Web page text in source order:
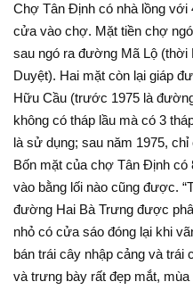
Chợ Tân Định có nhà lồng với
cửa vào chợ. Mặt tiền chợ
sau ngó ra đường Mã Lộ (thời
Duyệt). Hai mặt còn lại giáp
Hữu Cầu (trước 1975 là
không có tháp lầu mà có 3
là sử dụng; sau năm 1975,
Bốn mặt của chợ Tân Ðịnh
vào bằng lối nào cũng được.
đường Hai Bà Trưng được
nhỏ có cửa sáo đóng lại khi
bán trái cây nhập cảng và
và trưng bày rất đẹp mắt,